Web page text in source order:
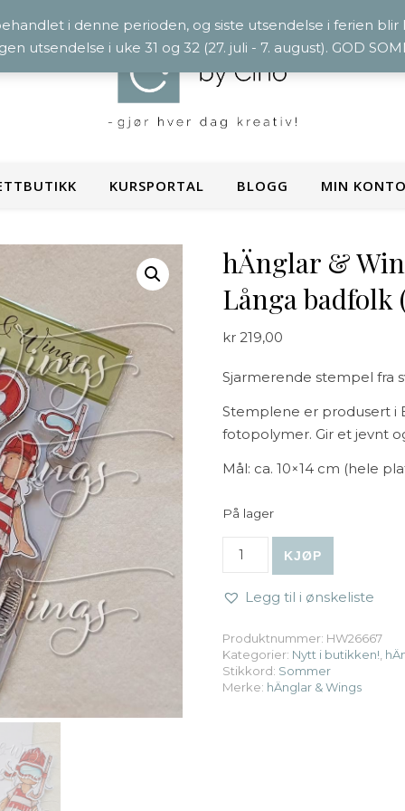
KURSPORTAL BLOGG MIN
hÄnglar &
Långa
kr219,00
Sjarmerende stempel fra
Stemplene er produsert i
fotopolymer. Gir et jevnt
Mål: ca. 10×14 cm (hele
På lager
KJØP
Legg til i ønskeliste
Produktnummer: HW26667
Kategorier: Nytt i butikken!
Stikkord: Sommer
Merke: hÄnglar & Wings
i denne perioden, og siste utsendelse i ferien
utsendelse i uke 31 og 32 (27. juli - 7. august). GOD